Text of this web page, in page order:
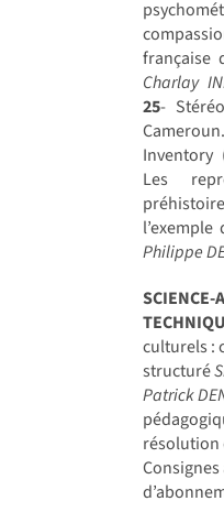
française
Charlay
25-
Inventory
Les
Philippe
SCIENCE-
culturels :
structuré
Patrick
résolution